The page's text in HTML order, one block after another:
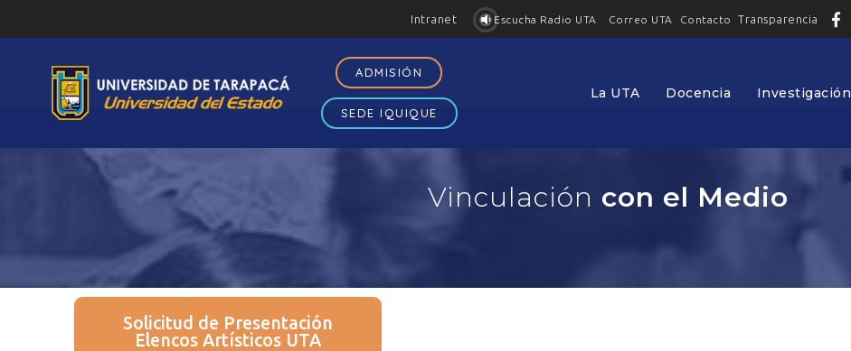
Intranet Escucha Radio UTA Correo UTA Contacto Transparencia
ADMISIÓN
SEDE IQUIQUE
La UTA Docencia Investigación
Vinculación con el Medio
Solicitud de Presentación
Elencos Artísticos UTA